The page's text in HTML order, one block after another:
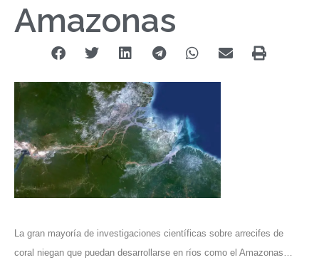
Amazonas
La gran mayoría de investigaciones científicas sobre arrecifes de
coral niegan que puedan desarrollarse en ríos como el Amazonas…